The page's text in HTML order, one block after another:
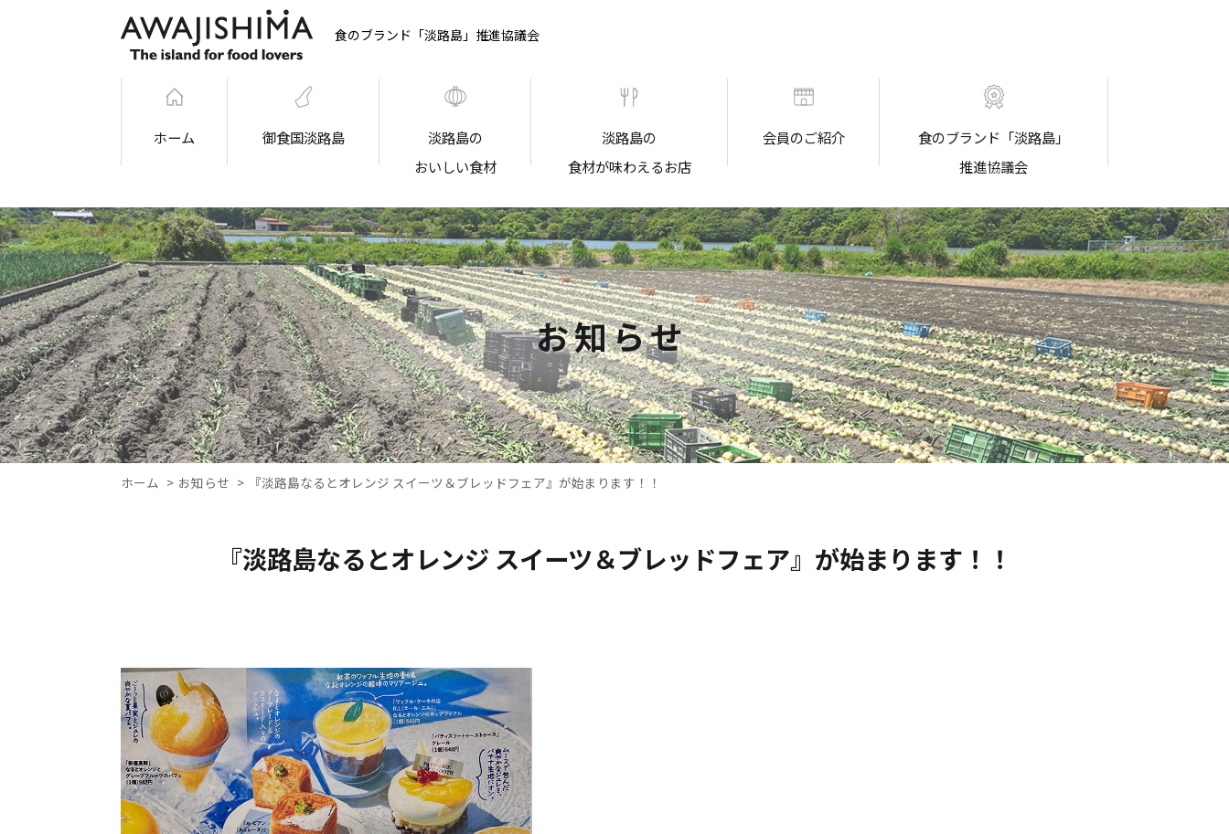
食のブランド「淡路島」推進協議会
ホーム 御食国淡路島
淡路島の
おいしい食材
淡路島の
食材が味わえるお店
会員のご紹介
食のブランド「淡路島」
推進協議会
お知らせ
ホーム お知らせ 『淡路島なるとオレンジ スイーツ＆ブレッドフェア』が始まります！！
『淡路島なるとオレンジ スイーツ＆ブレッドフェア』が始まります！！